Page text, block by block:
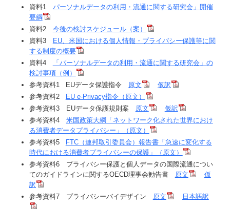
資料1 パーソナルデータの利用・流通に関する研究会」開催
要綱
資料2 今後の検討スケジュール（案）
資料3
EU、米国における個人情報・プライバシー保護等に関
する制度の概要
資料4
「パーソナルデータの利用・流通に関する研究会」の
検討事項（例）
参考資料1 EUデータ保護指令 原文
仮訳
参考資料2
EU e-Privacy指令（原文）
参考資料3 EUデータ保護規則案 原文
仮訳
参考資料4 米国政策大綱「ネットワーク化された世界におけ
る消費者データプライバシー」（原文）
参考資料5
FTC（連邦取引委員会）報告書「急速に変化する
時代における消費者プライバシーの保護」（原文）
参考資料6 プライバシー保護と個人データの国際流通につい
てのガイドラインに関するOECD理事会勧告書 原文
仮
訳
参考資料7 プライバシーバイデザイン 原文 日本語訳